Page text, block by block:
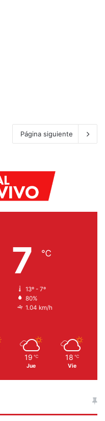
Página siguiente
7 ℃
13º - 7º
80%
1.04 km/h
19 ℃
Jue
18 ℃
Vie